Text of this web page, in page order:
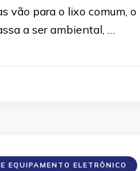
vão para o lixo comum, o
a ser ambiental, …
EQUIPAMENTO ELETRÔNICO